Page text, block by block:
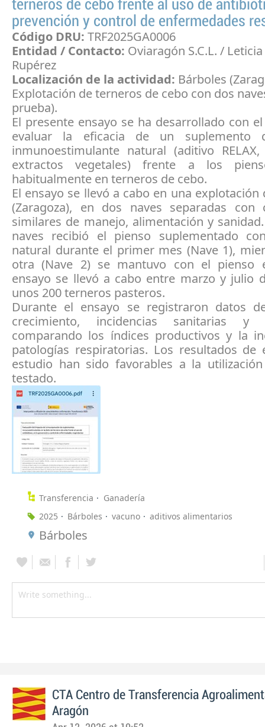
terneros de cebo frente al uso de
prevención y control de enfermedades
Código DRU: TRF2025GA0006
Entidad / Contacto: Oviaragón S.C.L. /
Rupérez
Localización de la actividad: Bárboles
Explotación de terneros de cebo con dos
prueba).
El presente ensayo se ha desarrollado con
evaluar la eficacia de un suplemento
inmunoestimulante natural (aditivo
extractos vegetales) frente a los
habitualmente en terneros de cebo.
El ensayo se llevó a cabo en una explotación
(Zaragoza), en dos naves separadas con
similares de manejo, alimentación y
naves recibió el pienso suplementado
natural durante el primer mes (Nave 1),
otra (Nave 2) se mantuvo con el pienso
ensayo se llevó a cabo entre marzo y julio
unos 200 terneros pasteros.
Durante el ensayo se registraron datos
crecimiento, incidencias sanitarias y
comparando los índices productivos y la
patologías respiratorias. Los resultados de
estudio han sido favorables a la
testado.
Transferencia
Ganadería
2025
Bárboles vacuno aditivos alimentarios
Bárboles
CTA Centro de Transferencia
Aragón